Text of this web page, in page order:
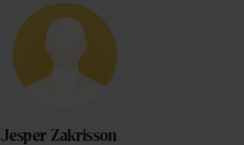
Jesper Zakrisson